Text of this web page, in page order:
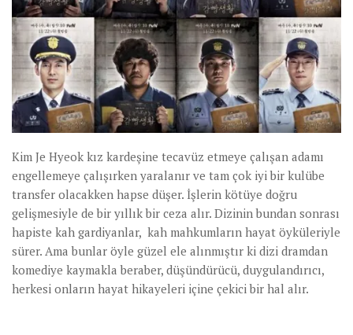
Kim Je Hyeok kız kardeşine tecavüz etmeye çalışan adamı
engellemeye çalışırken yaralanır ve tam çok iyi bir kulübe
transfer olacakken hapse düşer. İşlerin kötüye doğru
gelişmesiyle de bir yıllık bir ceza alır. Dizinin bundan sonrası
hapiste kah gardiyanlar, kah mahkumların hayat öyküleriyle
sürer. Ama bunlar öyle güzel ele alınmıştır ki dizi dramdan
komediye kaymakla beraber, düşündürücü, duygulandırıcı,
herkesi onların hayat hikayeleri içine çekici bir hal alır.